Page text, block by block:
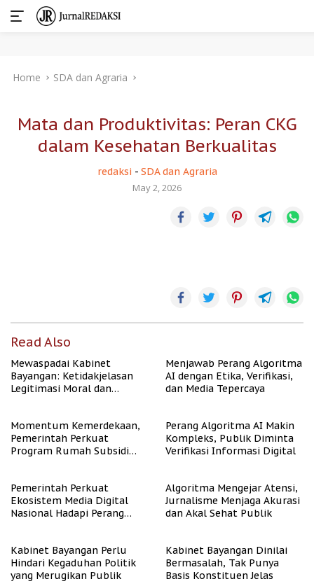
Home SDA dan Agraria
Mata dan Produktivitas: Peran CKG
dalam Kesehatan Berkualitas
redaksi - SDA dan Agraria
May 2, 2026
Read Also
Mewaspadai Kabinet
Bayangan: Ketidakjelasan
Legitimasi Moral dan
Menjawab Perang Algoritma
AI dengan Etika, Verifikasi,
dan Media Tepercaya
Momentum Kemerdekaan,
Pemerintah Perkuat
Program Rumah Subsidi
Perang Algoritma AI Makin
Kompleks, Publik Diminta
Verifikasi Informasi Digital
Pemerintah Perkuat
Ekosistem Media Digital
Nasional Hadapi Perang
Algoritma Mengejar Atensi,
Jurnalisme Menjaga Akurasi
dan Akal Sehat Publik
Kabinet Bayangan Perlu
Hindari Kegaduhan Politik
yang Merugikan Publik
Kabinet Bayangan Dinilai
Bermasalah, Tak Punya
Basis Konstituen Jelas